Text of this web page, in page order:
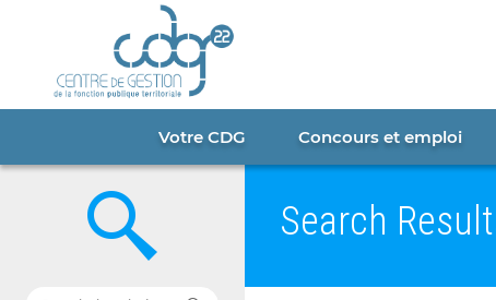
CDG
Votre CDG Concours et emploi
Search
Search
Cookies management panel